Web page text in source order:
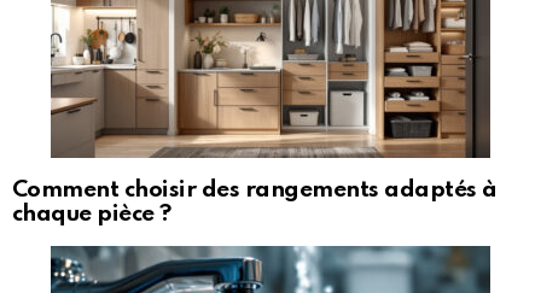
Comment choisir des rangements adaptés à
chaque pièce ?